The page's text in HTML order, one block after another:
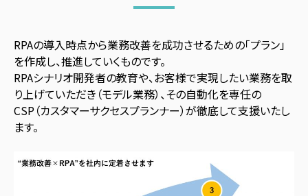
RPAの導入時点から業務改善を成功させるための「プラン」
を作成し、推進していくものです。
RPAシナリオ開発者の教育や、お客様で実現したい業務を取
り上げていただき（モデル業務）、その自動化を専任の
CSP（カスタマーサクセスプランナー）が徹底して支援いたし
ます。